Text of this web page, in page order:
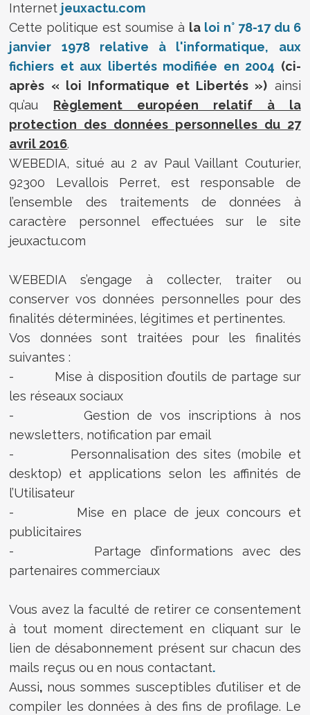
Internet jeuxactu.com
Cette politique est soumise à la loi n° 78-17 du 6
janvier 1978 relative à l'informatique, aux
fichiers et aux libertés modifiée en 2004 (ci-
après « loi Informatique et Libertés ») ainsi
qu’au Règlement européen relatif à la
protection des données personnelles du 27
avril 2016.
WEBEDIA, situé au 2 av Paul Vaillant Couturier,
92300 Levallois Perret, est responsable de
l’ensemble des traitements de données à
caractère personnel effectuées sur le site
jeuxactu.com
WEBEDIA s’engage à collecter, traiter ou
conserver vos données personnelles pour des
finalités déterminées, légitimes et pertinentes.
Vos données sont traitées pour les finalités
suivantes :
- Mise à disposition d’outils de partage sur
les réseaux sociaux
- Gestion de vos inscriptions à nos
newsletters, notification par email
- Personnalisation des sites (mobile et
desktop) et applications selon les affinités de
l’Utilisateur
- Mise en place de jeux concours et
publicitaires
- Partage d’informations avec des
partenaires commerciaux
Vous avez la faculté de retirer ce consentement
à tout moment directement en cliquant sur le
lien de désabonnement présent sur chacun des
mails reçus ou en nous contactant.
Aussi, nous sommes susceptibles d’utiliser et de
compiler les données à des fins de profilage. Le